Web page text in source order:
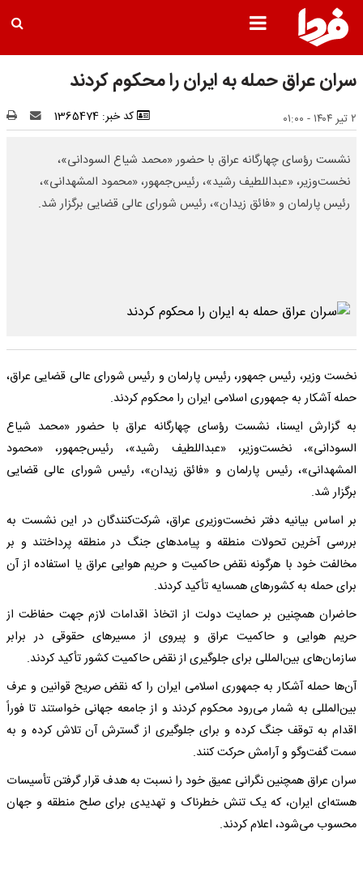
سران عراق حمله به ایران را محکوم کردند
۲ تیر ۱۴۰۴ - ۰۱:۰۰ کد خبر: 1365474
نشست رؤسای چهارگانه عراق با حضور «محمد شیاع السودانی»،
نخست‌وزیر، «عبداللطیف رشید»، رئیس‌جمهور، «محمود المشهدانی»،
رئیس پارلمان و «فائق زیدان»، رئیس شورای عالی قضایی برگزار شد.
نخست وزیر، رئیس جمهور، رئیس پارلمان و رئیس شورای عالی قضایی عراق،
حمله آشکار به جمهوری اسلامی ایران را محکوم کردند.
به گزارش ایسنا، نشست رؤسای چهارگانه عراق با حضور «محمد شیاع
السودانی»، نخست‌وزیر، «عبداللطیف رشید»، رئیس‌جمهور، «محمود
المشهدانی»، رئیس پارلمان و «فائق زیدان»، رئیس شورای عالی قضایی
برگزار شد.
بر اساس بیانیه دفتر نخست‌وزیری عراق، شرکت‌کنندگان در این نشست به
بررسی آخرین تحولات منطقه و پیامدهای جنگ در منطقه پرداختند و بر
مخالفت خود با هرگونه نقض حاکمیت و حریم هوایی عراق یا استفاده از آن
برای حمله به کشورهای همسایه تأکید کردند.
حاضران همچنین بر حمایت دولت از اتخاذ اقدامات لازم جهت حفاظت از
حریم هوایی و حاکمیت عراق و پیروی از مسیرهای حقوقی در برابر
سازمان‌های بین‌المللی برای جلوگیری از نقض حاکمیت کشور تأکید کردند.
آن‌ها حمله آشکار به جمهوری اسلامی ایران را که نقض صریح قوانین و عرف
بین‌المللی به شمار می‌رود محکوم کردند و از جامعه جهانی خواستند تا فوراً
اقدام به توقف جنگ کرده و برای جلوگیری از گسترش آن تلاش کرده و به
سمت گفت‌وگو و آرامش حرکت کنند.
سران عراق همچنین نگرانی عمیق خود را نسبت به هدف قرار گرفتن تأسیسات
هسته‌ای ایران، که یک تنش خطرناک و تهدیدی برای صلح منطقه و جهان
محسوب می‌شود، اعلام کردند.